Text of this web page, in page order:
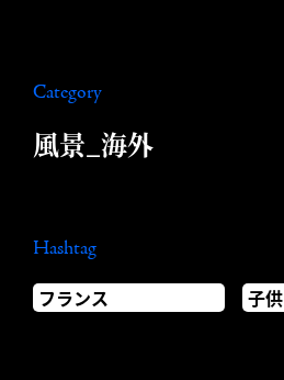
Category
風景_海外
Hashtag
フランス 子供